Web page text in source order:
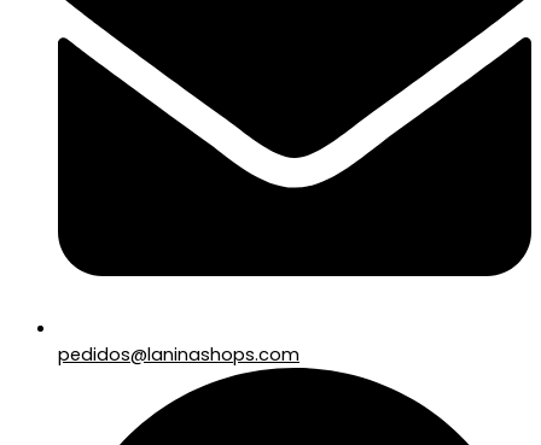
pedidos@laninashops.com